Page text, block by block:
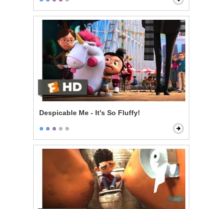
Despicable Me - It's So Fluffy!